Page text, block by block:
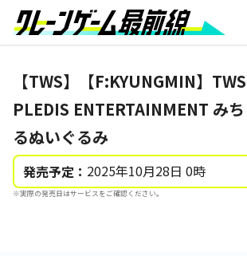
【TWS】【F:KYUNGMIN】
PLEDIS ENTERTAINMENT み
るぬいぐるみ
発売予定： 2025年10月28日 0時
※実際の発売日はサービスをご確認ください。